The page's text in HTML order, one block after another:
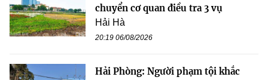
chuyển cơ quan điều tra 3 vụ
Hải Hà
20:19 06/08/2026
Hải Phòng: Người phạm tội khắc